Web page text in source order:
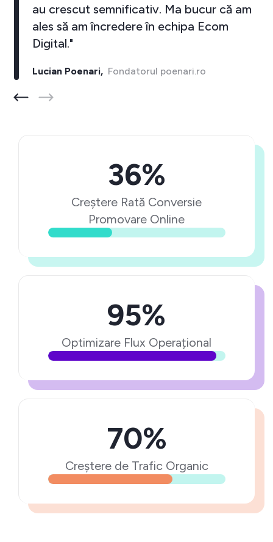
au crescut semnificativ. Ma bucur că am
ales să am încredere în echipa Ecom
Digital."
Lucian Poenari,Fondatorul poenari.ro
36%
Creștere Rată Conversie
Promovare Online
95%
Optimizare Flux Operațional
70%
Creștere de Trafic Organic